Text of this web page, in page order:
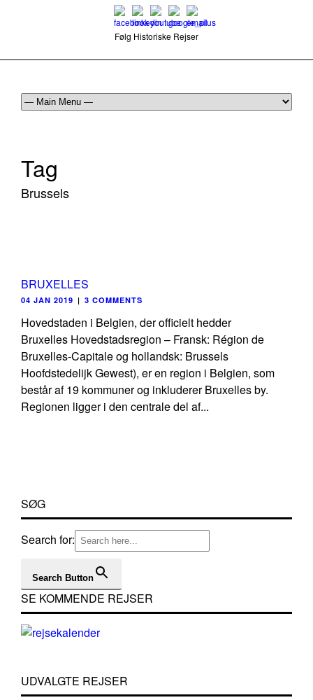
Følg Historiske Rejser
Tag
Brussels
BRUXELLES
04 JAN 2019 | 3 COMMENTS
Hovedstaden i Belgien, der officielt hedder
Bruxelles Hovedstadsregion – Fransk: Région de
Bruxelles-Capitale og hollandsk: Brussels
Hoofdstedelijk Gewest), er en region i Belgien, som
består af 19 kommuner og inkluderer Bruxelles by.
Regionen ligger i den centrale del af...
SØG
Search for:
Search Button
SE KOMMENDE REJSER
UDVALGTE REJSER